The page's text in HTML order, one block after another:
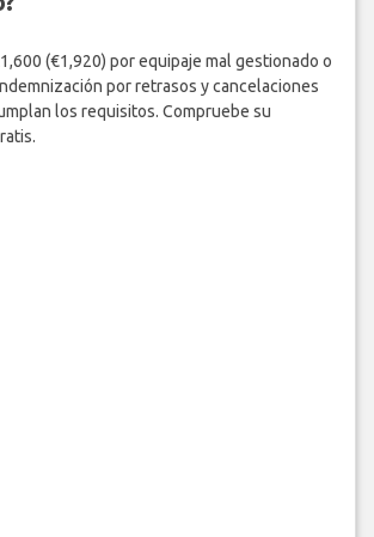
(€1,920) por equipaje mal gestionado o
por retrasos y cancelaciones
los requisitos. Compruebe su